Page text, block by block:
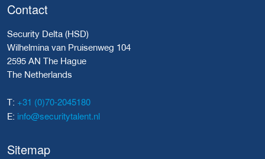
Contact
Security Delta (HSD)
Wilhelmina van Pruisenweg 104
2595 AN The Hague
The Netherlands
T: +31 (0)70-2045180
E: info@securitytalent.nl
Sitemap